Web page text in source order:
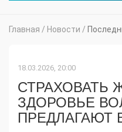
Главная / Новости /
18.03.2026, 20:00
СТРАХОВАТЬ
ЗДОРОВЬЕ
ПРЕДЛАГАЮТ